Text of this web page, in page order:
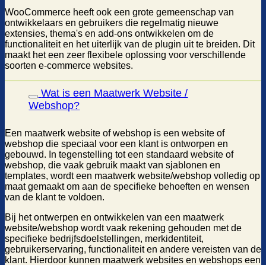
WooCommerce heeft ook een grote gemeenschap van
ontwikkelaars en gebruikers die regelmatig nieuwe
extensies, thema's en add-ons ontwikkelen om de
functionaliteit en het uiterlijk van de plugin uit te breiden. Dit
maakt het een zeer flexibele oplossing voor verschillende
soorten e-commerce websites.
Wat is een Maatwerk Website /
Webshop?
Een maatwerk website of webshop is een website of
webshop die speciaal voor een klant is ontworpen en
gebouwd. In tegenstelling tot een standaard website of
webshop, die vaak gebruik maakt van sjablonen en
templates, wordt een maatwerk website/webshop volledig op
maat gemaakt om aan de specifieke behoeften en wensen
van de klant te voldoen.
Bij het ontwerpen en ontwikkelen van een maatwerk
website/webshop wordt vaak rekening gehouden met de
specifieke bedrijfsdoelstellingen, merkidentiteit,
gebruikerservaring, functionaliteit en andere vereisten van de
klant. Hierdoor kunnen maatwerk websites en webshops een